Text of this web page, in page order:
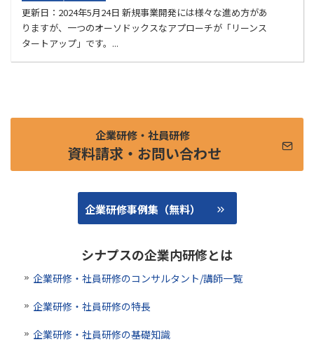
更新日：2024年5月24日 新規事業開発には様々な進め方があ
りますが、一つのオーソドックスなアプローチが「リーンス
タートアップ」です。...
シナプスの企業内研修とは
企業研修・社員研修のコンサルタント/講師一覧
企業研修・社員研修の特長
企業研修・社員研修の基礎知識
企業研修事例集（無料）
企業研修・社員研修
資料請求・お問い合わせ